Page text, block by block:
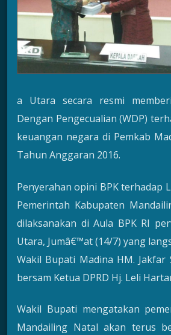
a Utara secara resmi
Dengan Pengecualian (WDP)
keuangan negara di Pemkab
Tahun Anggaran 2016.
Penyerahan opini BPK terhadap
Pemerintah Kabupaten
dilaksanakan di Aula BPK RI
Utara, Jumâ€™at (14/7) yang
Wakil Bupati Madina HM. Jakfar
bersam Ketua DPRD Hj. Leli
Wakil Bupati mengatakan
Mandailing Natal akan terus